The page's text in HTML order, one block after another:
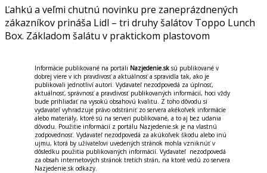
Ľahkú a veľmi chutnú novinku pre zaneprázdnených
zákazníkov prináša Lidl – tri druhy šalátov Toppo Lunch
Box. Základom šalátu v praktickom plastovom
Informácie publikované na portáli Nazjedenie.sk sú publikované v
dobrej viere v ich pravdivosť a aktuálnosť a spravidla tak, ako je
publikovali jednotliví autori. Vydavateľ nezodpovedá za úplnosť,
aktuálnosť, správnosť a pravdivosť publikovaných informácií, hoci vždy
bude prihliadať na vysokú obsahovú kvalitu. Z toho dôvodu si
vydavateľ vyhradzuje právo odstrániť zo servera akékoľvek informácie
alebo materiály, ktoré sú na serveri publikované, a to aj bez udania
dôvodu. Použitie informácií z portálu Nazjedenie.sk je na vlastnú
zodpovednosť. Vydavateľ nezodpovedá za akúkoľvek škodu alebo inú
ujmu, ktorá by užívateľovi uvedených stránok mohla vzniknúť v
dôsledku použitia publikovaných informácií. Vydavateľ nezodpovedá
za obsah internetových stránok tretích strán, na ktoré vedú zo servera
Nazjedenie.sk odkazy.